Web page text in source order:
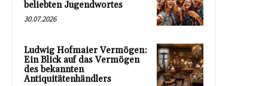
beliebten Jugendwortes
30.07.2026
Ludwig Hofmaier Vermögen:
Ein Blick auf das Vermögen
des bekannten
Antiquitätenhändlers